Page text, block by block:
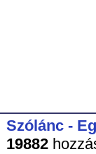
Szólánc -
19882